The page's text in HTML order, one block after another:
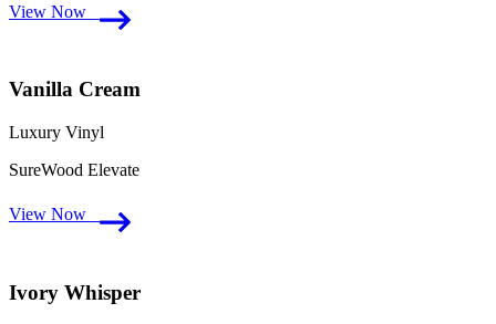
View Now
Vanilla Cream
Luxury Vinyl
SureWood Elevate
View Now
Ivory Whisper